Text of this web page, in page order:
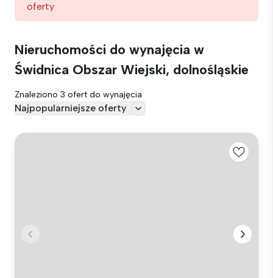
oferty
Nieruchomości do wynajęcia w
Świdnica Obszar Wiejski, dolnośląskie
Znaleziono 3 ofert do wynajęcia
Najpopularniejsze oferty